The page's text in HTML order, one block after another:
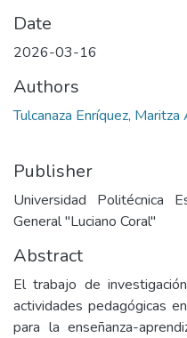
Date
2026-03-16
Authors
Tulcanaza Enríquez, Maritza
Publisher
Universidad Politécnica
General "Luciano Coral"
Abstract
El trabajo de
actividades pedagógicas
para la enseñanza-